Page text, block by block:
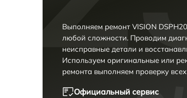
Выполняем ремонт VISION
любой сложности. Проводим
неисправные детали и
Используем оригинальные или
ремонта выполняем проверку
Официальный сервис